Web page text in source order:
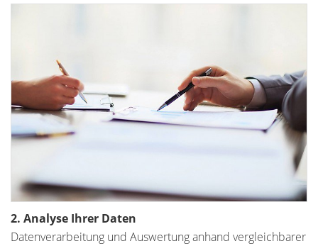
2. Analyse Ihrer Daten
Datenverarbeitung und Auswertung anhand vergleichbarer